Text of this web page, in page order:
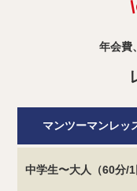
年会費
マンツーマンレッ
中学生〜大人（60分/1